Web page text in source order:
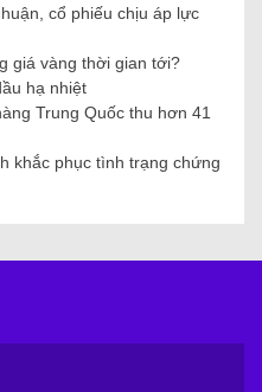
cổ phiếu chịu áp lực
giá vàng thời gian tới?
hạ nhiệt
Trung Quốc thu hơn 41
khắc phục tình trạng chứng